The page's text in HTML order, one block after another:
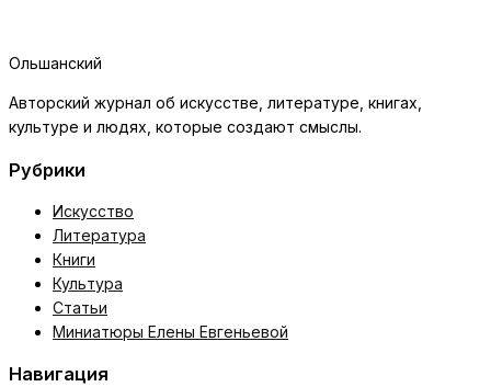
Ольшанский
Авторский журнал об искусстве, литературе, книгах,
культуре и людях, которые создают смыслы.
Рубрики
Искусство
Литература
Книги
Культура
Статьи
Миниатюры Елены Евгеньевой
Навигация